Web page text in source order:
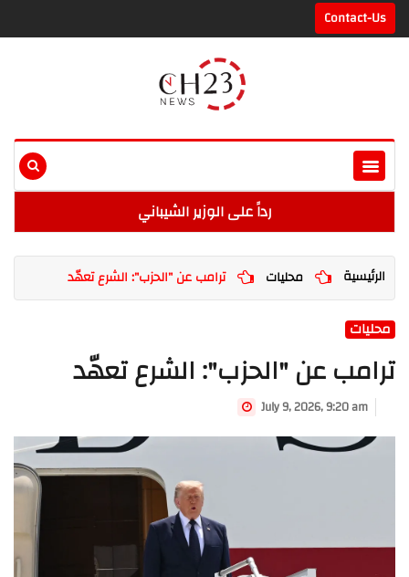
Contact-Us
رداً على الوزير الشيباني
الرئيسية محليات ترامب عن "الحزب": الشرع تعهّد
محليات
ترامب عن "الحزب": الشرع تعهّد
July 9, 2026, 9:20 am